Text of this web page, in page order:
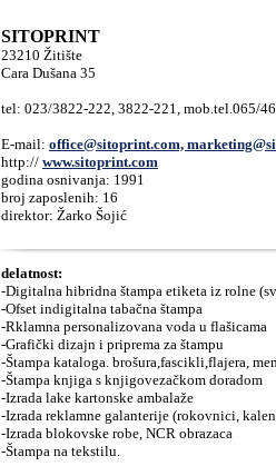
SITOPRINT
23210 Žitište
Cara Dušana 35
tel: 023/3822-222, 3822-221, mob.tel.065/
E-mail: office@sitoprint.com,
http:// www.sitoprint.com
godina osnivanja: 1991
broj zaposlenih: 16
direktor: Žarko Šojić
delatnost:
-Digitalna hibridna štampa etiketa iz rolne
-Ofset indigitalna tabačna štampa
-Rklamna personalizovana voda u flašicama
-Grafički dizajn i priprema za štampu
-Štampa kataloga. brošura,fascikli,flajera,
-Štampa knjiga s knjigovezačkom doradom
-Izrada lake kartonske ambalaže
-Izrada reklamne galanterije (rokovnici,
-Izrada blokovske robe, NCR obrazaca
-Štampa na tekstilu.